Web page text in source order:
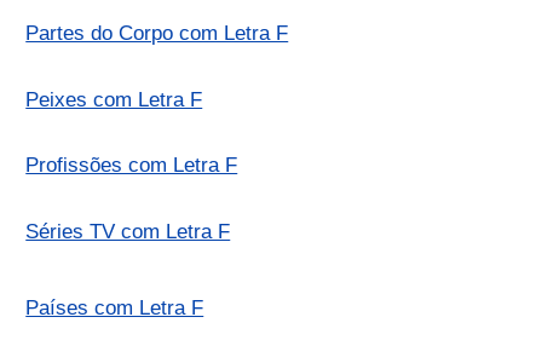
Partes do Corpo com Letra F
Peixes com Letra F
Profissões com Letra F
Séries TV com Letra F
Países com Letra F